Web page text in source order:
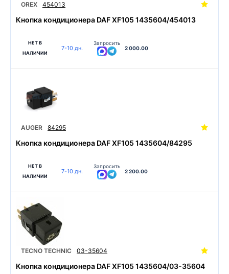
OREX 454013
Кнопка кондиционера DAF XF105 1435604/454013
НЕТ В
НАЛИЧИИ
7-10 дн.
Запросить
2 000.00
AUGER 84295
Кнопка кондиционера DAF XF105 1435604/84295
НЕТ В
НАЛИЧИИ
7-10 дн.
Запросить
2 200.00
TECNO TECHNIC 03-35604
Кнопка кондиционера DAF XF105 1435604/03-35604